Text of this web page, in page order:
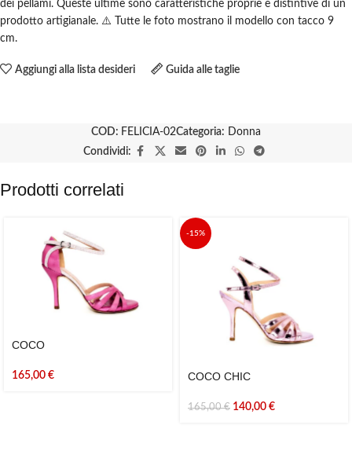
dei pellami. Queste ultime sono caratteristiche proprie e distintive di un
prodotto artigianale. ⚠️ Tutte le foto mostrano il modello con tacco 9
cm.
Aggiungi alla lista desideri Guida alle taglie
COD: FELICIA-02Categoria: Donna
Condividi:
Prodotti correlati
COCO
165,00 €
-15%
COCO CHIC
165,00€ 140,00 €